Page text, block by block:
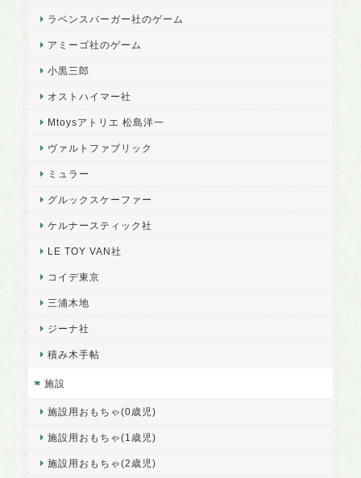
ラベンスバーガー社のゲーム
アミーゴ社のゲーム
小黒三郎
オストハイマー社
Mtoysアトリエ 松島洋一
ヴァルトファブリック
ミュラー
グルックスケーファー
ケルナースティック社
LE TOY VAN社
コイデ東京
三浦木地
ジーナ社
積み木手帖
施設
施設用おもちゃ(0歳児)
施設用おもちゃ(1歳児)
施設用おもちゃ(2歳児)